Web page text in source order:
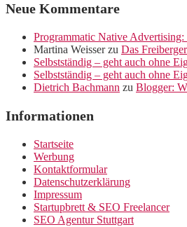
Neue Kommentare
Programmatic Native
Martina Weisserzu Das
Selbstständig – geht auch ohne
Selbstständig – geht auch ohne
Dietrich Bachmann zu Blogger:
Informationen
Startseite
Werbung
Kontaktformular
Datenschutzerklärung
Impressum
Startupbrett & SEO Freelancer
SEO Agentur Stuttgart